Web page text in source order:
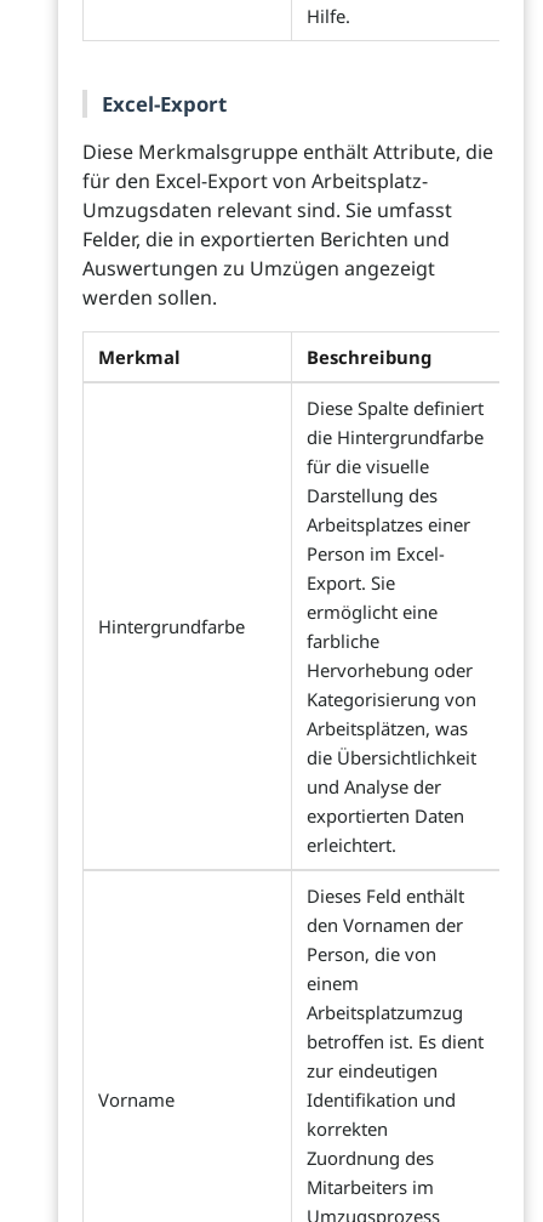
Hilfe.
Excel-Export
Diese Merkmalsgruppe enthält Attribute, die
für den Excel-Export von Arbeitsplatz-
Umzugsdaten relevant sind. Sie umfasst
Felder, die in exportierten Berichten und
Auswertungen zu Umzügen angezeigt
werden sollen.
Merkmal Beschreibung
Hintergrundfarbe
Diese Spalte definiert
die Hintergrundfarbe
für die visuelle
Darstellung des
Arbeitsplatzes einer
Person im Excel-
Export. Sie
ermöglicht eine
farbliche
Hervorhebung oder
Kategorisierung von
Arbeitsplätzen, was
die Übersichtlichkeit
und Analyse der
exportierten Daten
erleichtert.
Vorname
Dieses Feld enthält
den Vornamen der
Person, die von
einem
Arbeitsplatzumzug
betroffen ist. Es dient
zur eindeutigen
Identifikation und
korrekten
Zuordnung des
Mitarbeiters im
Umzugsprozess